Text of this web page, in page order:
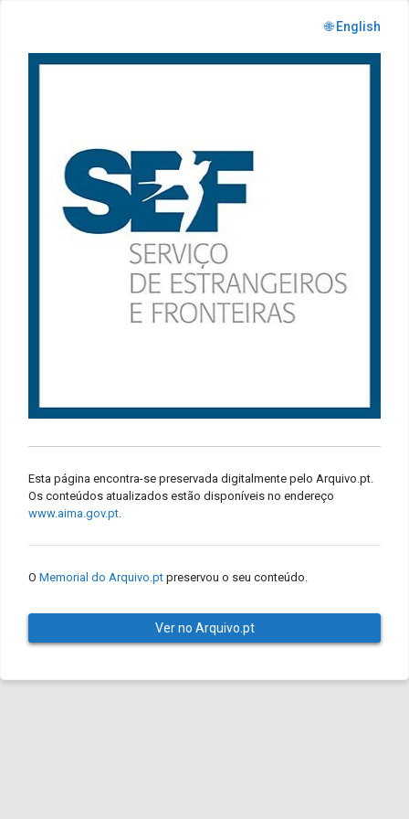
🌐 English
Esta página encontra-se preservada digitalmente pelo Arquivo.pt.
Os conteúdos atualizados estão disponíveis no endereço
www.aima.gov.pt.
O Memorial do Arquivo.pt preservou o seu conteúdo.
Ver no Arquivo.pt